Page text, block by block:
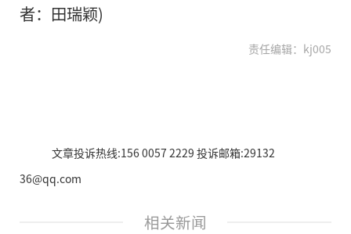
者：田瑞颖)
责任编辑：kj005
文章投诉热线:156 0057 2229 投诉邮箱:29132
36@qq.com
相关新闻